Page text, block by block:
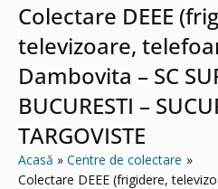
Colectare DEEE
televizoare,
Dambovita – SC
BUCURESTI –
TARGOVISTE
Acasă
Centre de colectare
Colectare DEEE (frigidere,